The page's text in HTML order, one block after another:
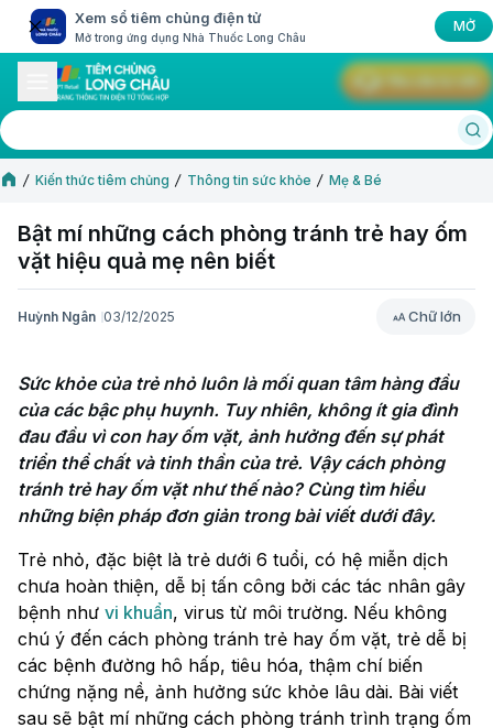
Xem sổ tiêm chủng điện tử
Mở trong ứng dụng Nhà Thuốc Long Châu
MỞ
Kiến thức tiêm chủng Thông tin sức khỏe Mẹ & Bé
Bật mí những cách phòng tránh trẻ hay ốm
vặt hiệu quả mẹ nên biết
Huỳnh Ngân 03/12/2025 Chữ lớn
Chữ lớn
Sức khỏe của trẻ nhỏ luôn là mối quan tâm hàng đầu
của các bậc phụ huynh. Tuy nhiên, không ít gia đình
đau đầu vì con hay ốm vặt, ảnh hưởng đến sự phát
triển thể chất và tinh thần của trẻ. Vậy cách phòng
tránh trẻ hay ốm vặt như thế nào? Cùng tìm hiểu
những biện pháp đơn giản trong bài viết dưới đây.
Trẻ nhỏ, đặc biệt là trẻ dưới 6 tuổi, có hệ miễn dịch
chưa hoàn thiện, dễ bị tấn công bởi các tác nhân gây
bệnh như vi khuẩn, virus từ môi trường. Nếu không
chú ý đến cách phòng tránh trẻ hay ốm vặt, trẻ dễ bị
các bệnh đường hô hấp, tiêu hóa, thậm chí biến
chứng nặng nề, ảnh hưởng sức khỏe lâu dài. Bài viết
sau sẽ bật mí những cách phòng tránh trình trạng ốm